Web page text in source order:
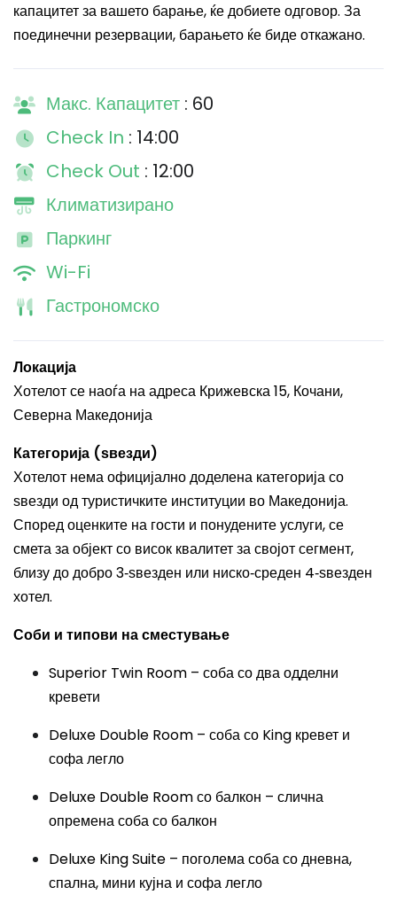
капацитет за вашето барање, ќе добиете одговор. За
поединечни резервации, барањето ќе биде откажано.
Макс. Капацитет : 60
Check In : 14:00
Check Out : 12:00
Климатизирано
Паркинг
Wi-Fi
Гастрономско
Локација
Хотелот се наоѓа на адреса Крижевска 15, Кочани,
Северна Македонија
Категорија (ѕвезди)
Хотелот нема официјално доделена категорија со
ѕвезди од туристичките институции во Македонија.
Според оценките на гости и понудените услуги, се
смета за објект со висок квалитет за својот сегмент,
близу до добро 3‑ѕвезден или ниско‑среден 4‑ѕвезден
хотел.
Соби и типови на сместување
Superior Twin Room – соба со два одделни
кревети
Deluxe Double Room – соба со King кревет и
софа легло
Deluxe Double Room со балкон – слична
опремена соба со балкон
Deluxe King Suite – поголема соба со дневна,
спална, мини кујна и софа легло